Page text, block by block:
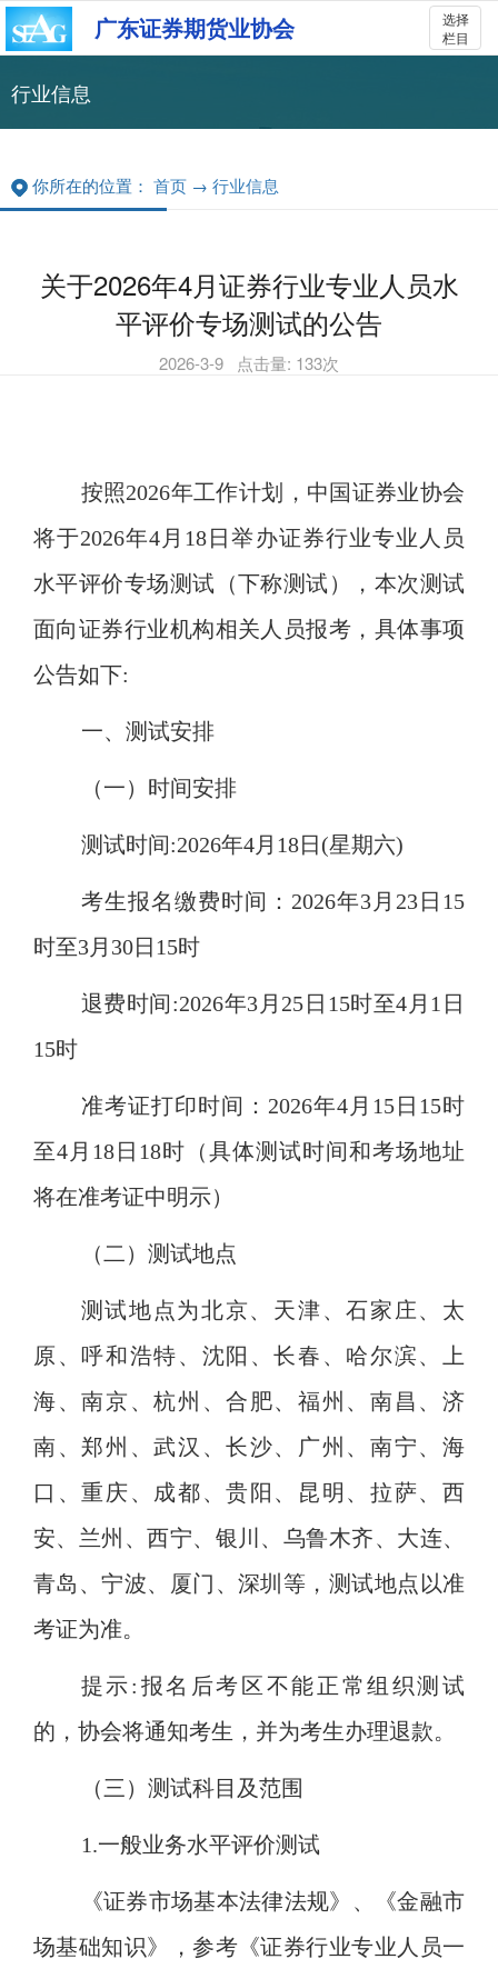
选择
栏目
广东证券期货业协会
行业信息
你所在的位置： 首页 → 行业信息
关于2026年4月证券行业专业人员水
平评价专场测试的公告
2026-3-9 点击量: 133次
按照2026年工作计划，中国证券业协会
将于2026年4月18日举办证券行业专业人员
水平评价专场测试（下称测试），本次测试
面向证券行业机构相关人员报考，具体事项
公告如下:
一、测试安排
（一）时间安排
测试时间:2026年4月18日(星期六)
考生报名缴费时间： 2026年3月23日15
时至3月30日15时
退费时间:2026年3月25日15时至4月1日
15时
准考证打印时间： 2026年4月15日15时
至4月18日18时（具体测试时间和考场地址
将在准考证中明示）
（二）测试地点
测试地点为北京、天津、石家庄、太
原、呼和浩特、沈阳、长春、哈尔滨、上
海、南京、杭州、合肥、福州、南昌、济
南、郑州、武汉、长沙、广州、南宁、海
口、重庆、成都、贵阳、昆明、拉萨、西
安、兰州、西宁、银川、乌鲁木齐、大连、
青岛、宁波、厦门、深圳等，测试地点以准
考证为准。
提示:报名后考区不能正常组织测试
的，协会将通知考生，并为考生办理退款。
（三）测试科目及范围
1.一般业务水平评价测试
《证券市场基本法律法规》、《金融市
场基础知识》，参考《证券行业专业人员一